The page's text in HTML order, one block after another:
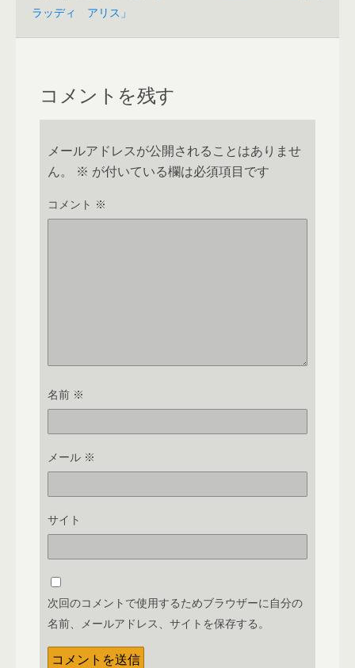
ラッディ アリス」
コメントを残す
メールアドレスが公開されることはありませ
ん。
※ が付いている欄は必須項目です
コメント ※
名前 ※
メール ※
サイト
次回のコメントで使用するためブラウザーに自分の
名前、メールアドレス、サイトを保存する。